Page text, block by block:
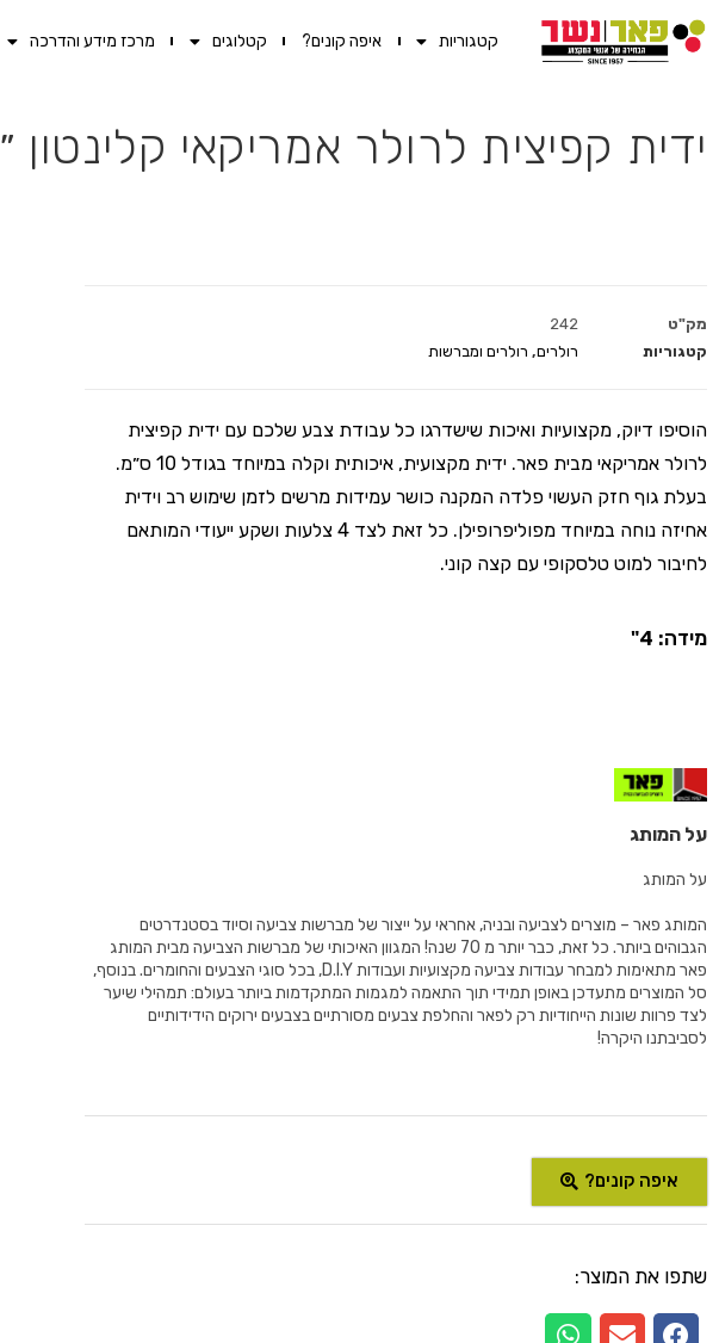
קטגוריות איפה קונים? קטלוגים מרכז מידע והדרכה
ידית קפיצית לרולר אמריקאי קלינטון ״4
מק"ט
242
קטגוריות
רולרים, רולרים ומברשות
הוסיפו דיוק, מקצועיות ואיכות שישדרגו כל עבודת צבע שלכם עם ידית קפיצית
לרולר אמריקאי מבית פאר. ידית מקצועית, איכותית וקלה במיוחד בגודל 10 ס״מ.
בעלת גוף חזק העשוי פלדה המקנה כושר עמידות מרשים לזמן שימוש רב וידית
אחיזה נוחה במיוחד מפוליפרופילן. כל זאת לצד 4 צלעות ושקע ייעודי המותאם
לחיבור למוט טלסקופי עם קצה קוני.
מידה: 4"
על המותג
על המותג
המותג פאר – מוצרים לצביעה ובניה, אחראי על ייצור של מברשות צביעה וסיוד בסטנדרטים
הגבוהים ביותר. כל זאת, כבר יותר מ 70 שנה! המגוון האיכותי של מברשות הצביעה מבית המותג
פאר מתאימות למבחר עבודות צביעה מקצועיות ועבודות D.I.Y, בכל סוגי הצבעים והחומרים. בנוסף,
סל המוצרים מתעדכן באופן תמידי תוך התאמה למגמות המתקדמות ביותר בעולם: תמהילי שיער
לצד פרוות שונות הייחודיות רק לפאר והחלפת צבעים מסורתיים בצבעים ירוקים הידידותיים
לסביבתנו היקרה!
איפה קונים?
שתפו את המוצר: